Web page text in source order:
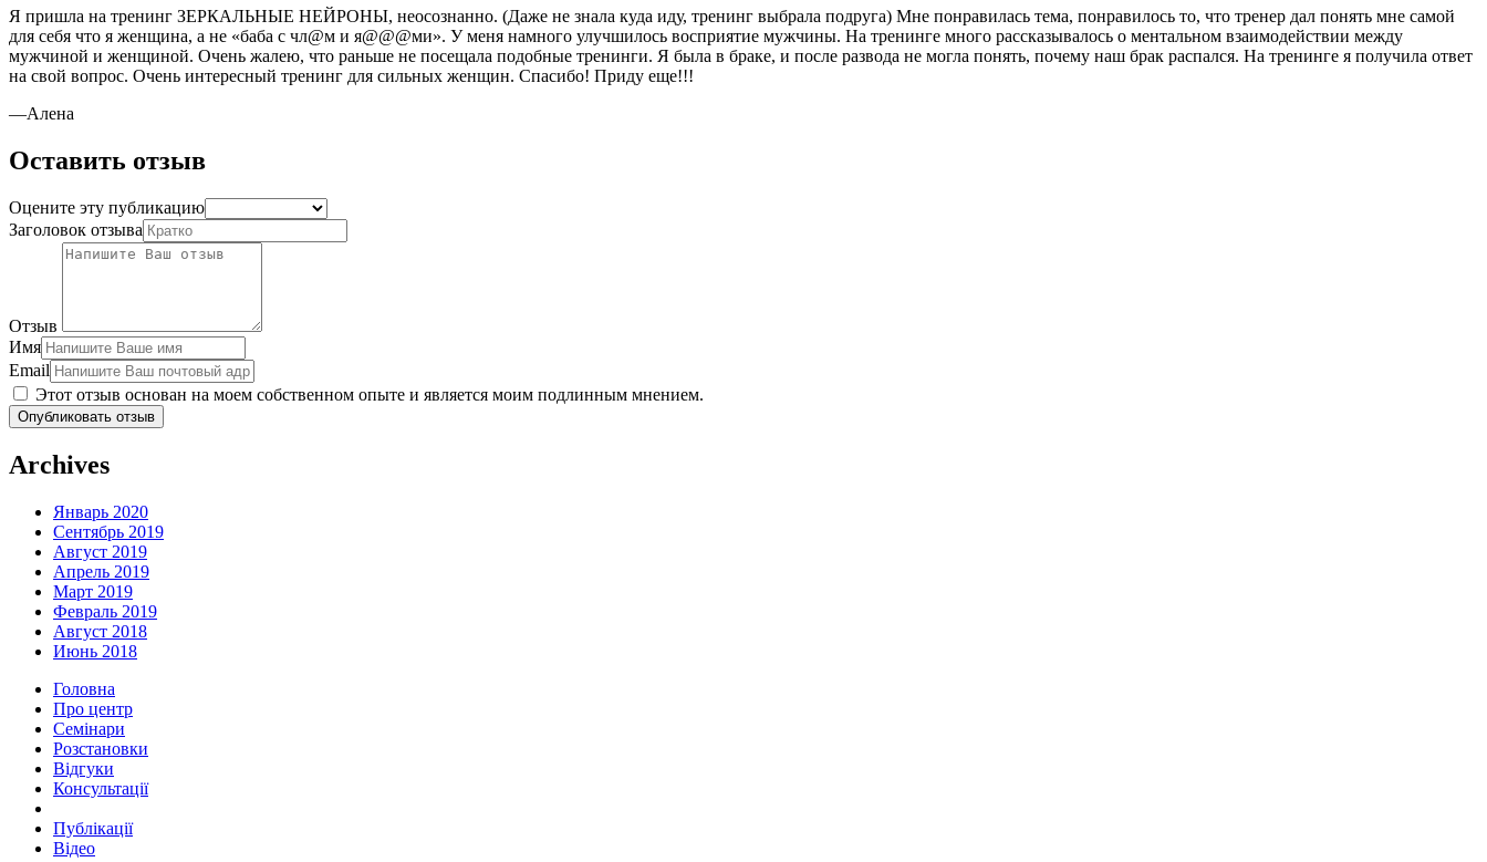
Я пришла на тренинг ЗЕРКАЛЬНЫЕ НЕЙРОНЫ, неосознанно. (Даже не знала куда иду, тренинг выбрала подруга) Мне понравилась тема, понравилось то, что тренер дал понять мне самой
для себя что я женщина, а не «баба с чл@м и я@@@ми». У меня намного улучшилось восприятие мужчины. На тренинге много рассказывалось о ментальном взаимодействии между
мужчиной и женщиной. Очень жалею, что раньше не посещала подобные тренинги. Я была в браке, и после развода не могла понять, почему наш брак распался. На тренинге я получила ответ
на свой вопрос. Очень интересный тренинг для сильных женщин. Спасибо! Приду еще!!!
—Алена
Оставить отзыв
Оцените эту публикацию
Заголовок отзыва
Отзыв
Имя
Email
Этот отзыв основан на моем собственном опыте и является моим подлинным мнением.
Опубликовать отзыв
Archives
Январь 2020
Сентябрь 2019
Август 2019
Апрель 2019
Март 2019
Февраль 2019
Август 2018
Июнь 2018
Головна
Про центр
Семінари
Розстановки
Відгуки
Консультації
Публікації
Відео